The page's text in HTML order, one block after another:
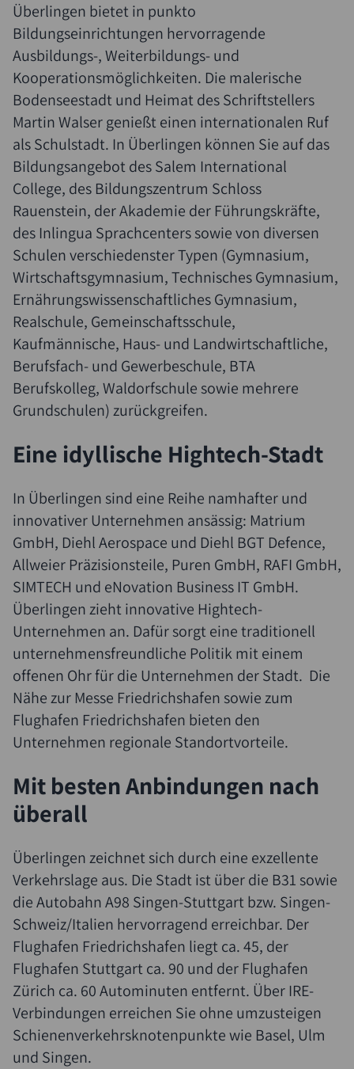
Überlingen bietet in punkto
Bildungseinrichtungen hervorragende
Ausbildungs-, Weiterbildungs- und
Kooperationsmöglichkeiten. Die malerische
Bodenseestadt und Heimat des Schriftstellers
Martin Walser genießt einen internationalen Ruf
als Schulstadt. In Überlingen können Sie auf das
Bildungsangebot des Salem International
College, des Bildungszentrum Schloss
Rauenstein, der Akademie der Führungskräfte,
des Inlingua Sprachcenters sowie von diversen
Schulen verschiedenster Typen (Gymnasium,
Wirtschaftsgymnasium, Technisches Gymnasium,
Ernährungswissenschaftliches Gymnasium,
Realschule, Gemeinschaftsschule,
Kaufmännische, Haus- und Landwirtschaftliche,
Berufsfach- und Gewerbeschule, BTA
Berufskolleg, Waldorfschule sowie mehrere
Grundschulen) zurückgreifen.
Eine idyllische Hightech-Stadt
In Überlingen sind eine Reihe namhafter und
innovativer Unternehmen ansässig: Matrium
GmbH, Diehl Aerospace und Diehl BGT Defence,
Allweier Präzisionsteile, Puren GmbH, RAFI GmbH,
SIMTECH und eNovation Business IT GmbH.
Überlingen zieht innovative Hightech-
Unternehmen an. Dafür sorgt eine traditionell
unternehmensfreundliche Politik mit einem
offenen Ohr für die Unternehmen der Stadt. Die
Nähe zur Messe Friedrichshafen sowie zum
Flughafen Friedrichshafen bieten den
Unternehmen regionale Standortvorteile.
Mit besten Anbindungen nach
überall
Überlingen zeichnet sich durch eine exzellente
Verkehrslage aus. Die Stadt ist über die B31 sowie
die Autobahn A98 Singen-Stuttgart bzw. Singen-
Schweiz/Italien hervorragend erreichbar. Der
Flughafen Friedrichshafen liegt ca. 45, der
Flughafen Stuttgart ca. 90 und der Flughafen
Zürich ca. 60 Autominuten entfernt. Über IRE-
Verbindungen erreichen Sie ohne umzusteigen
Schienenverkehrsknotenpunkte wie Basel, Ulm
und Singen.